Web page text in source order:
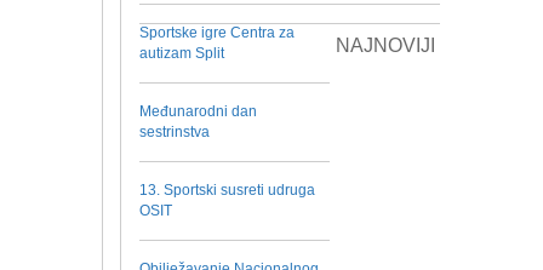
Sportske igre Centra za
autizam Split
Međunarodni dan
sestrinstva
13. Sportski susreti udruga
OSIT
NAJNOVIJI